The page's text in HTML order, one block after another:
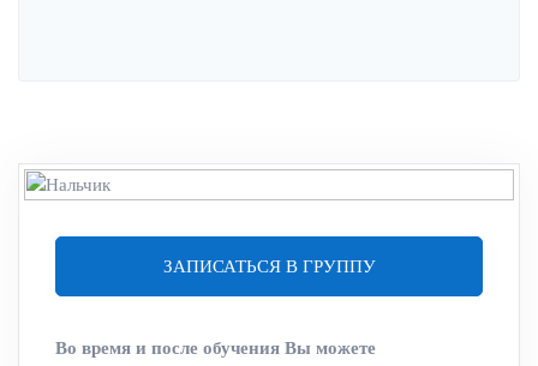
ЗАПИСАТЬСЯ В ГРУППУ
Во время и после обучения Вы можете